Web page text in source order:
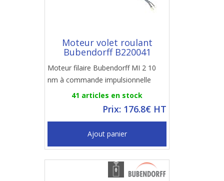
Moteur volet roulant
Bubendorff B220041
Moteur filaire Bubendorff MI 2 10
nm à commande impulsionnelle
41 articles en stock
Prix: 176.8€ HT
Ajout panier